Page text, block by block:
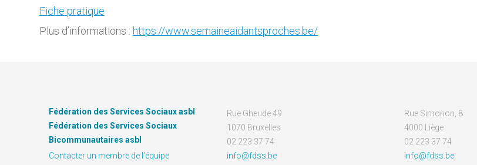
Fiche pratique
Plus d’informations : https://www.semaineaidantsproches.be/
Fédération des Services Sociaux asbl
Fédération des Services Sociaux
Bicommunautaires asbl
Contacter un membre de l’équipe
Rue Gheude 49
1070 Bruxelles
02 223 37 74
info@fdss.be
Rue Simonon, 8
4000 Liège
02 223 37 74
info@fdss.be